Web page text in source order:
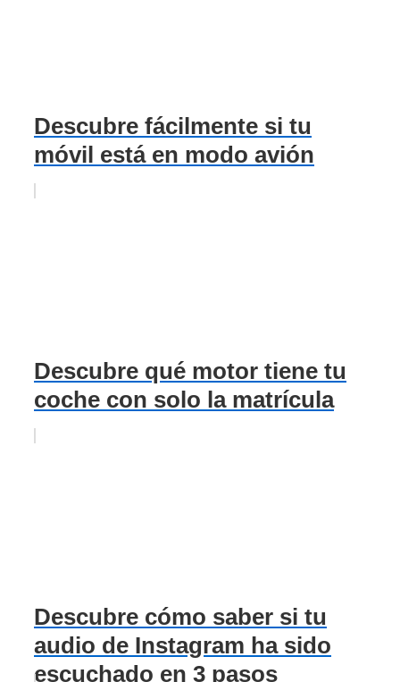
Descubre fácilmente si tu
móvil está en modo avión
Descubre qué motor tiene tu
coche con solo la matrícula
Descubre cómo saber si tu
audio de Instagram ha sido
escuchado en 3 pasos